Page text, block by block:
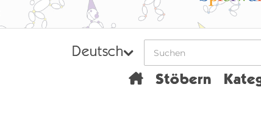
Deutsch
Home
Stöbern